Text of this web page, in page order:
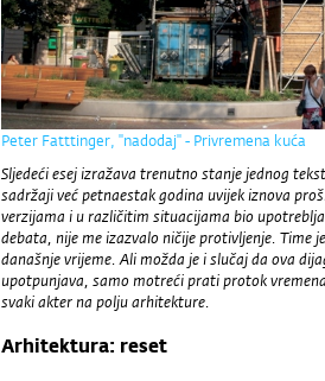
Peter Fatttinger, ''nadodaj'' - Privremena kuća
Sljedeći esej izražava trenutno stanje jednog
sadržaji već petnaestak godina uvijek iznova
verzijama i u različitim situacijama bio
debata, nije me izazvalo ničije protivljenje. Time
današnje vrijeme. Ali možda je i slučaj da ova
upotpunjava, samo motreći prati protok
svaki akter na polju arhitekture.
Arhitektura: reset